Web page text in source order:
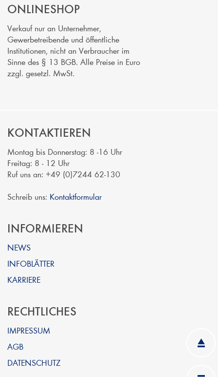
ONLINESHOP
Verkauf nur an Unternehmer,
Gewerbetreibende und öffentliche
Institutionen, nicht an Verbraucher im
Sinne des § 13 BGB. Alle Preise in Euro
zzgl. gesetzl. MwSt.
KONTAKTIEREN
Montag bis Donnerstag: 8 -16 Uhr
Freitag: 8 - 12 Uhr
Ruf uns an: +49 (0)7244 62-130
Schreib uns: Kontaktformular
INFORMIEREN
NEWS
INFOBLÄTTER
KARRIERE
RECHTLICHES
IMPRESSUM
AGB
DATENSCHUTZ